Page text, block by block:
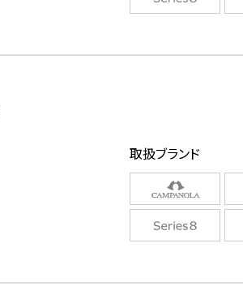
取扱ブランド